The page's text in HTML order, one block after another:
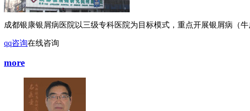
成都银康银屑病医院以三级专科医院为目标模式，重点开展银屑病（
qq咨询在线咨询
more